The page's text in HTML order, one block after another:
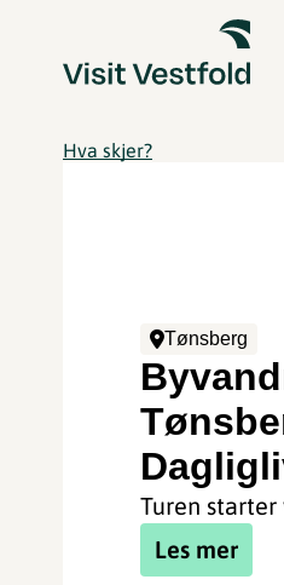
Hva skjer?
Tønsberg
Turen starter
Les mer